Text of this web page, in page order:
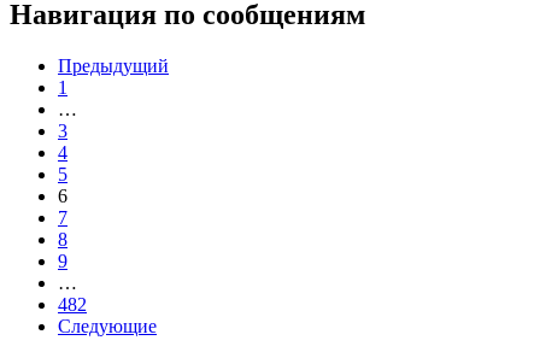
Навигация по сообщениям
Предыдущий
1
…
3
4
5
6
7
8
9
…
482
Следующие